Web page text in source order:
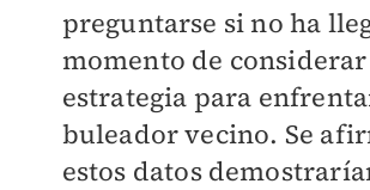
preguntarse si no ha
momento de
estrategia para
buleador vecino. Se
estos datos